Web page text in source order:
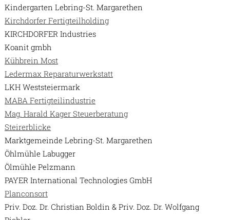
Kindergarten Lebring-St. Margarethen
Kirchdorfer Fertigteilholding
KIRCHDORFER Industries
Koanit gmbh
Kühbrein Most
Ledermax Reparaturwerkstatt
LKH Weststeiermark
MABA Fertigteilindustrie
Mag. Harald Kager Steuerberatung
Steirerblicke
Marktgemeinde Lebring-St. Margarethen
Öhlmühle Labugger
Ölmühle Pelzmann
PAYER International Technologies GmbH
Planconsort
Priv. Doz. Dr. Christian Boldin & Priv. Doz. Dr. Wolfgang